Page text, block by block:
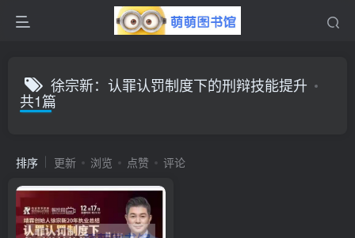
徐宗新：认罪认罚制度下的刑辩技能提升
共1篇
排序 更新 浏览 点赞 评论